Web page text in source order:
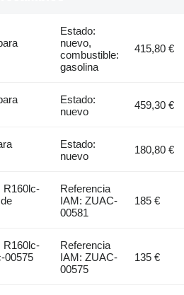
Estado:
nuevo,
combustible:
gasolina
415,80 €
Estado:
nuevo
459,30 €
Estado:
nuevo
180,80 €
R160lc-
Referencia
IAM: ZUAC-
00581
185 €
R160lc-
00575
Referencia
IAM: ZUAC-
00575
135 €